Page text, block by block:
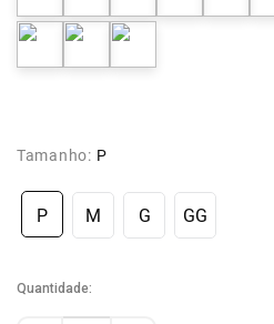
Tamanho: P
P M G GG
Quantidade